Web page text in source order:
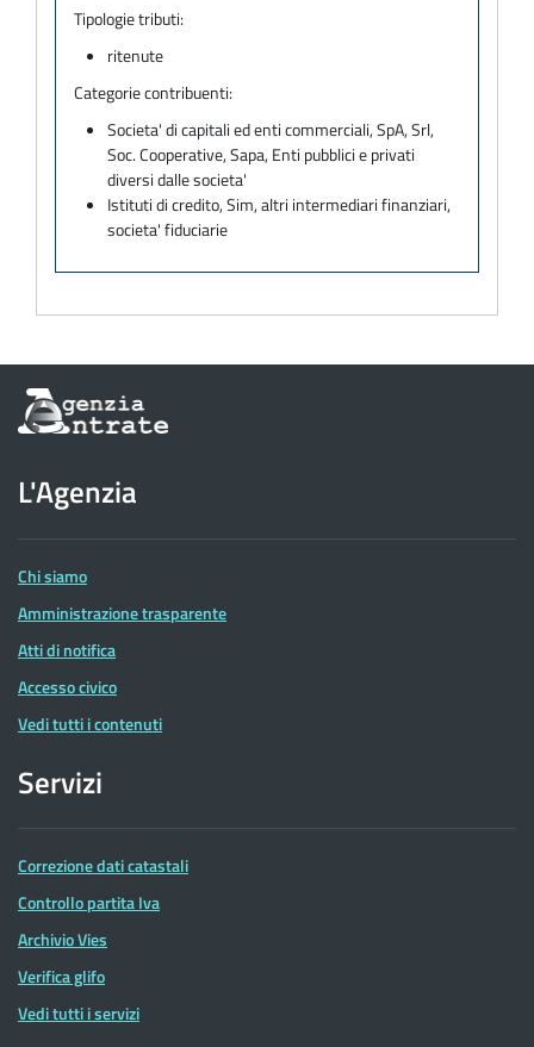
Tipologie tributi:
ritenute
Categorie contribuenti:
Societa' di capitali ed enti commerciali, SpA, Srl,
Soc. Cooperative, Sapa, Enti pubblici e privati
diversi dalle societa'
Istituti di credito, Sim, altri intermediari finanziari,
societa' fiduciarie
Informazioni
sul
dell'Agenzia
delle
Entrate
L'Agenzia
Chi siamo
Amministrazione trasparente
Atti di notifica
Accesso civico
Vedi tutti i contenuti
Servizi
Correzione dati catastali
Controllo partita Iva
Archivio Vies
Verifica glifo
Vedi tutti i servizi